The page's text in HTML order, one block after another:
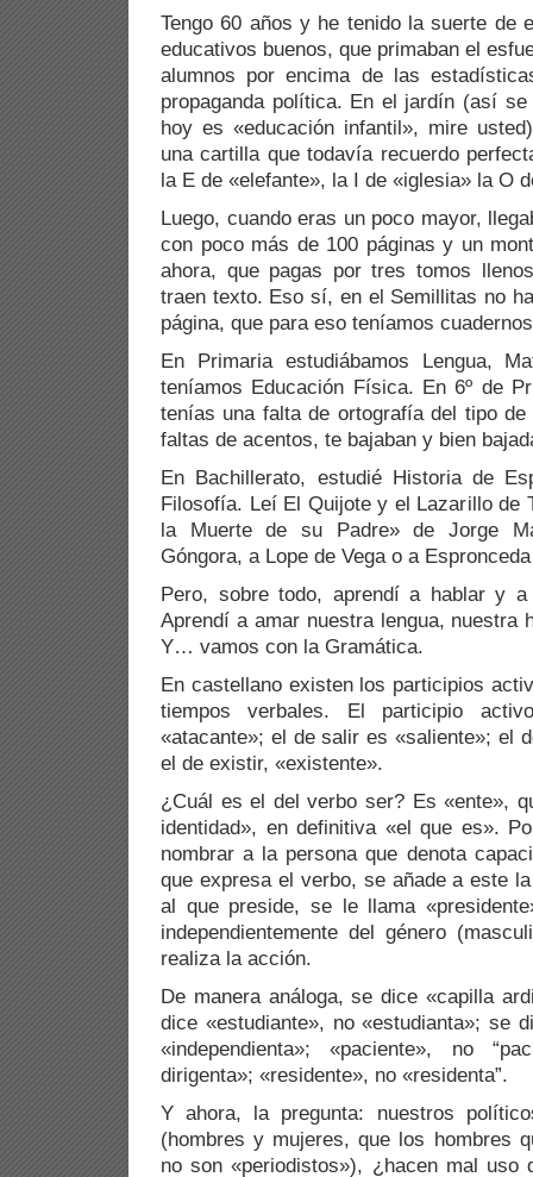
Tengo 60 años y he tenido la suerte de
educativos buenos, que primaban el
alumnos por encima de las
propaganda política. En el jardín (así
hoy es «educación infantil», mire
una cartilla que todavía recuerdo
la E de «elefante», la I de «iglesia» la O
Luego, cuando eras un poco mayor,
con poco más de 100 páginas y un
ahora, que pagas por tres tomos
traen texto. Eso sí, en el Semillitas no
página, que para eso teníamos
En Primaria estudiábamos Lengua,
teníamos Educación Física. En 6º de
tenías una falta de ortografía del tipo
faltas de acentos, te bajaban y bien
En Bachillerato, estudié Historia de
Filosofía. Leí El Quijote y el Lazarillo de
la Muerte de su Padre» de Jorge
Góngora, a Lope de Vega o a
Pero, sobre todo, aprendí a hablar y
Aprendí a amar nuestra lengua, nuestra
Y… vamos con la Gramática.
En castellano existen los participios
tiempos verbales. El participio
«atacante»; el de salir es «saliente»; el
el de existir, «existente».
¿Cuál es el del verbo ser? Es «ente»,
identidad», en definitiva «el que es».
nombrar a la persona que denota
que expresa el verbo, se añade a este
al que preside, se le llama
independientemente del género
realiza la acción.
De manera análoga, se dice «capilla
dice «estudiante», no «estudianta»; se
«independienta»; «paciente», no
dirigenta»; «residente», no «residenta”.
Y ahora, la pregunta: nuestros
(hombres y mujeres, que los hombres
no son «periodistos»), ¿hacen mal uso